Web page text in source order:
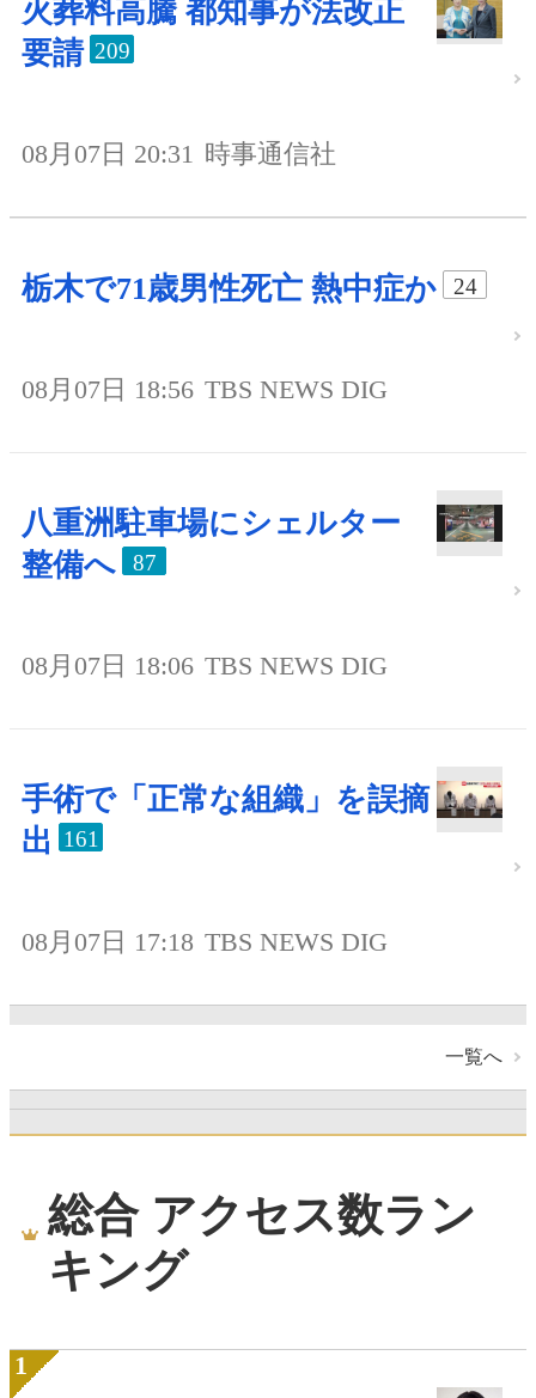
火葬料高騰 都知事が法改正
要請 209
08月07日 20:31 時事通信社
栃木で71歳男性死亡 熱中症か 24
08月07日 18:56 TBS NEWS DIG
八重洲駐車場にシェルター
整備へ
87
08月07日 18:06 TBS NEWS DIG
手術で「正常な組織」を誤摘
出
161
08月07日 17:18 TBS NEWS DIG
一覧へ
総合 アクセス数ラン
キング